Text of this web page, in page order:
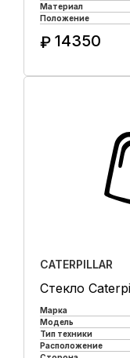
Материал
Положение
₽ 14350
CATERPILLAR
Стекло
Марка
Модель
Тип техники
Расположение